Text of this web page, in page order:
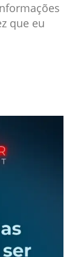
que eu